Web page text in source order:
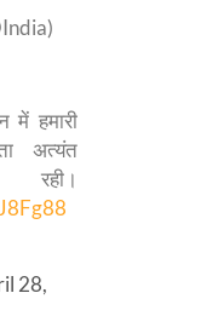
में हमारी
अत्यंत
28,